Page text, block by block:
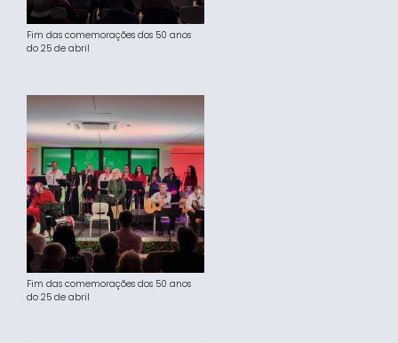
Fim das comemorações dos 50 anos
do 25 de abril
Fim das comemorações dos 50 anos
do 25 de abril